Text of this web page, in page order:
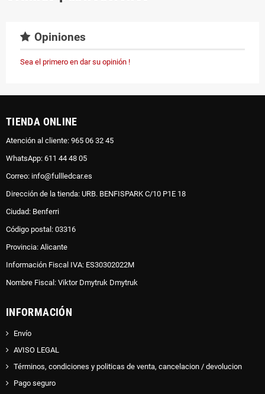
Opiniones
Sea el primero en dar su opinión !
TIENDA ONLINE
Atención al cliente: 965 06 32 45
WhatsApp: 611 44 48 05
Correo: info@fullledcar.es
Dirección de la tienda: URB. BENFISPARK C/10 P1E 18
Ciudad: Benferri
Código postal: 03316
Provincia: Alicante
Información Fiscal IVA: ES30302022M
Nombre Fiscal: Viktor Dmytruk Dmytruk
INFORMACIÓN
Envío
AVISO LEGAL
Términos, condiciones y politicas de venta, cancelacion / devolucion
Pago seguro